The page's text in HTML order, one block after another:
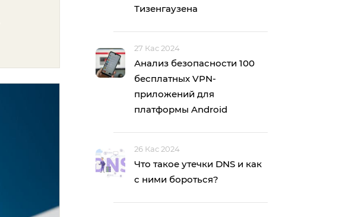
Тизенгаузена
27 Кас 2024
Анализ безопасности 100
бесплатных VPN-
приложений для
платформы Android
26 Кас 2024
Что такое утечки DNS и как
с ними бороться?